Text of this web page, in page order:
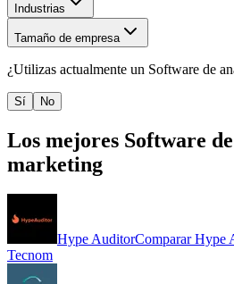
Industrias
Tamaño de empresa
¿Utilizas actualmente un Software de
Sí No
Los mejores Software
marketing
Hype AuditorComparar Hype
Tecnom